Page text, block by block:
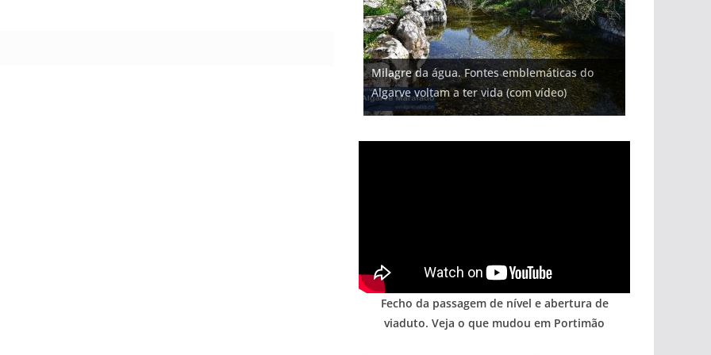
Milagre da água. Fontes emblemáticas do
Algarve voltam a ter vida (com vídeo)
Fecho da passagem de nível e abertura de
viaduto. Veja o que mudou em Portimão